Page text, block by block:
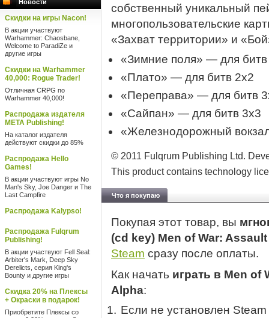
Новости
Скидки на игры Nacon!
В акции участвуют
Warhammer: Chaosbane,
Welcome to ParadiZe и
другие игры
Скидки на Warhammer
40,000: Rogue Trader!
Отличная CRPG по
Warhammer 40,000!
Распродажа издателя
META Publishing!
На каталог издателя
действуют скидки до 85%
Распродажа Hello
Games!
В акции участвуют игры No
Man's Sky, Joe Danger и The
Last Campfire
Распродажа Kalypso!
Распродажа Fulqrum
Publishing!
В акции участвуют Fell Seal:
Arbiter's Mark, Deep Sky
Derelicts, серия King's
Bounty и другие игры
Скидка 20% на Плексы
+ Окраски в подарок!
Приобретите Плексы со
собственный уникальный
многопользовательские
«Захват территории» и
«Зимние поля» — для
«Плато» — для битв 2x2
«Переправа» — для битв
«Сайпан» — для битв 3x3
«Железнодорожный
© 2011 Fulqrum Publishing Ltd.
This product contains technology
Что я покупаю
Покупая этот товар, вы
(cd key) Men of War:
Steam сразу после оплаты.
Как начать играть в Men of
Alpha:
Если не установлен